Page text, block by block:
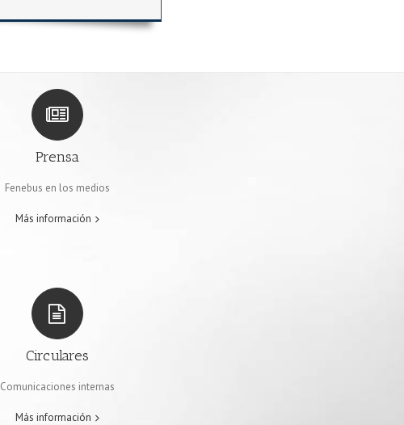
Prensa
Fenebus en los medios
Más información
Circulares
Comunicaciones internas
Más información